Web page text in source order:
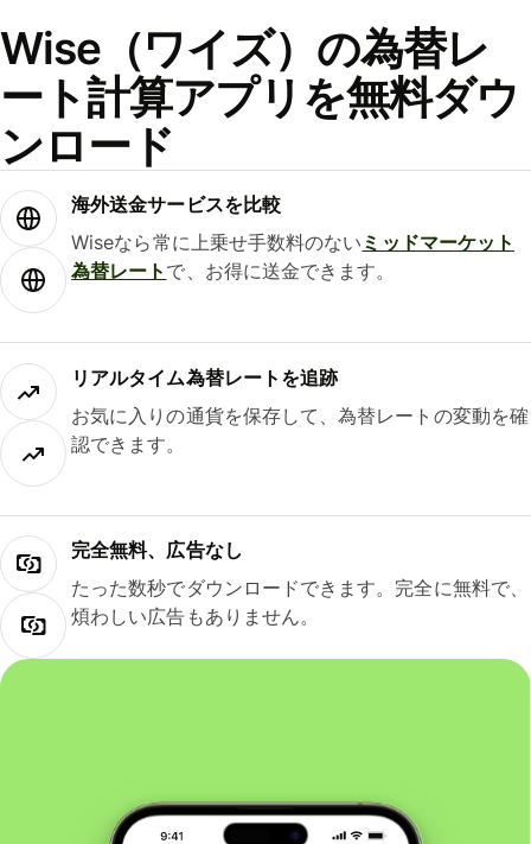
Wise（ワイズ）の為替レ
ート計算アプリを無料ダウ
ンロード
海外送金サービスを比較
Wiseなら常に上乗せ手数料のない ミッドマーケット
為替レート で、お得に送金できます。
リアルタイム為替レートを追跡
お気に入りの通貨を保存して、為替レートの変動を確
認できます。
完全無料、広告なし
たった数秒でダウンロードできます。完全に無料で、
煩わしい広告もありません。